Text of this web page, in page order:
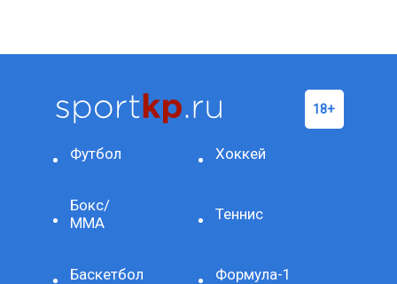
Футбол Хоккей
Бокс/
ММА
Теннис
Баскетбол Формула-1